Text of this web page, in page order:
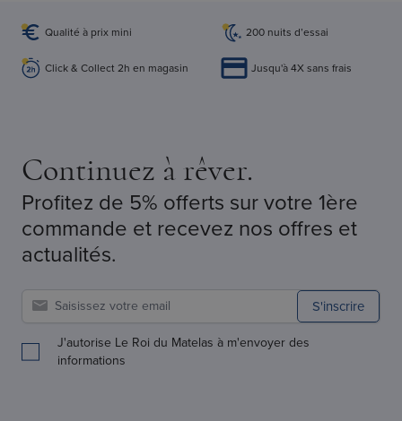
Qualité à prix mini 200 nuits d’essai
Click & Collect 2h en magasin Jusqu'à 4X sans frais
Continuez à rêver.
Profitez de 5% offerts sur votre 1ère
commande et recevez nos offres et
actualités.
S'inscrire
J'autorise Le Roi du Matelas à m'envoyer des
informations